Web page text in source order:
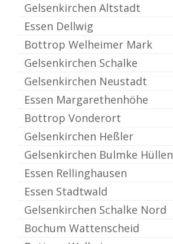
Gelsenkirchen Altstadt
Essen Dellwig
Bottrop Welheimer Mark
Gelsenkirchen Schalke
Gelsenkirchen Neustadt
Essen Margarethenhöhe
Bottrop Vonderort
Gelsenkirchen Heßler
Gelsenkirchen Bulmke Hüllen
Essen Rellinghausen
Essen Stadtwald
Gelsenkirchen Schalke Nord
Bochum Wattenscheid